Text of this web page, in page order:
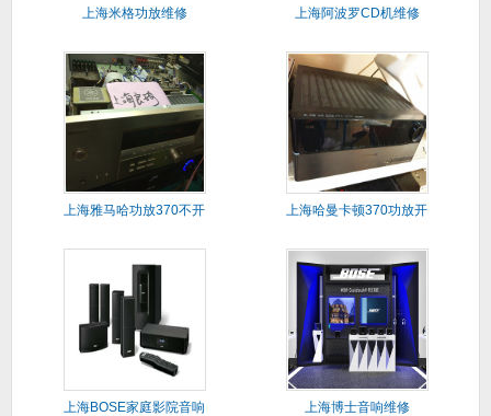
上海米格功放维修 上海阿波罗CD机维修
上海雅马哈功放370不开 上海哈曼卡顿370功放开
上海BOSE家庭影院音响 上海博士音响维修